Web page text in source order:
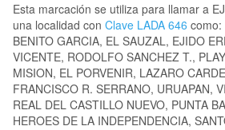
Esta marcación se utiliza para llamar a
una localidad con Clave LADA 646 como:
BENITO GARCIA, EL SAUZAL, EJIDO
VICENTE, RODOLFO SANCHEZ T.,
MISION, EL PORVENIR, LAZARO
FRANCISCO R. SERRANO, URUAPAN,
REAL DEL CASTILLO NUEVO, PUNTA
HEROES DE LA INDEPENDENCIA,